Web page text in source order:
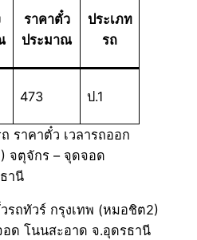
ราคาตั๋ว
ประมาณ
ประเภท
รถ
473 ป.1
ราคาตั๋ว เวลารถออก
จตุจักร – จุดจอด
านี
รถทัวร์ กรุงเทพ (หมอชิต2)
อด โนนสะอาด จ.อุดรธานี